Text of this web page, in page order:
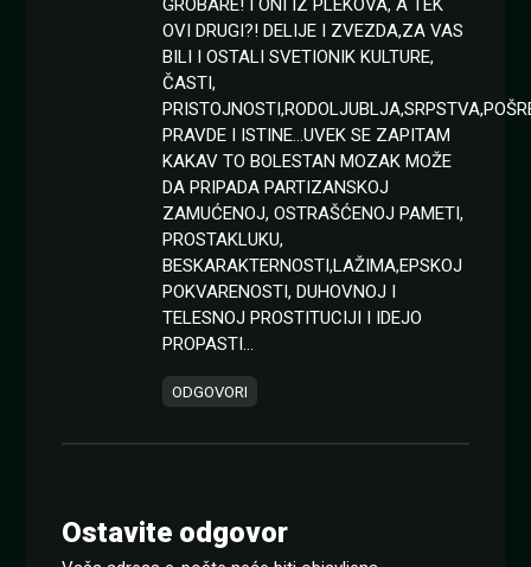
GROBARE! I ONI IZ PLEKOVA, A TEK
OVI DRUGI?! DELIJE I ZVEZDA,ZA VAS
BILI I OSTALI SVETIONIK KULTURE,
ČASTI,
PRAVDE I ISTINE…UVEK SE ZAPITAM
KAKAV TO BOLESTAN MOZAK MOŽE
DA PRIPADA PARTIZANSKOJ
ZAMUĆENOJ, OSTRAŠĆENOJ PAMETI,
PROSTAKLUKU,
BESKARAKTERNOSTI,LAŽIMA,EPSKOJ
POKVARENOSTI, DUHOVNOJ I
TELESNOJ PROSTITUCIJI I IDEJO
PROPASTI…
ODGOVORI
Ostavite odgovor